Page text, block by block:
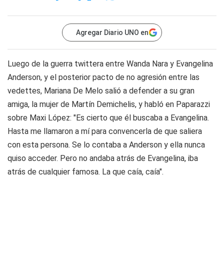
Agregar Diario UNO en
Luego de la guerra twittera entre Wanda Nara y Evangelina
Anderson, y el posterior pacto de no agresión entre las
vedettes, Mariana De Melo salió a defender a su gran
amiga, la mujer de Martín Demichelis, y habló en Paparazzi
sobre Maxi López: "Es cierto que él buscaba a Evangelina.
Hasta me llamaron a mí para convencerla de que saliera
con esta persona. Se lo contaba a Anderson y ella nunca
quiso acceder. Pero no andaba atrás de Evangelina, iba
atrás de cualquier famosa. La que caía, caía".